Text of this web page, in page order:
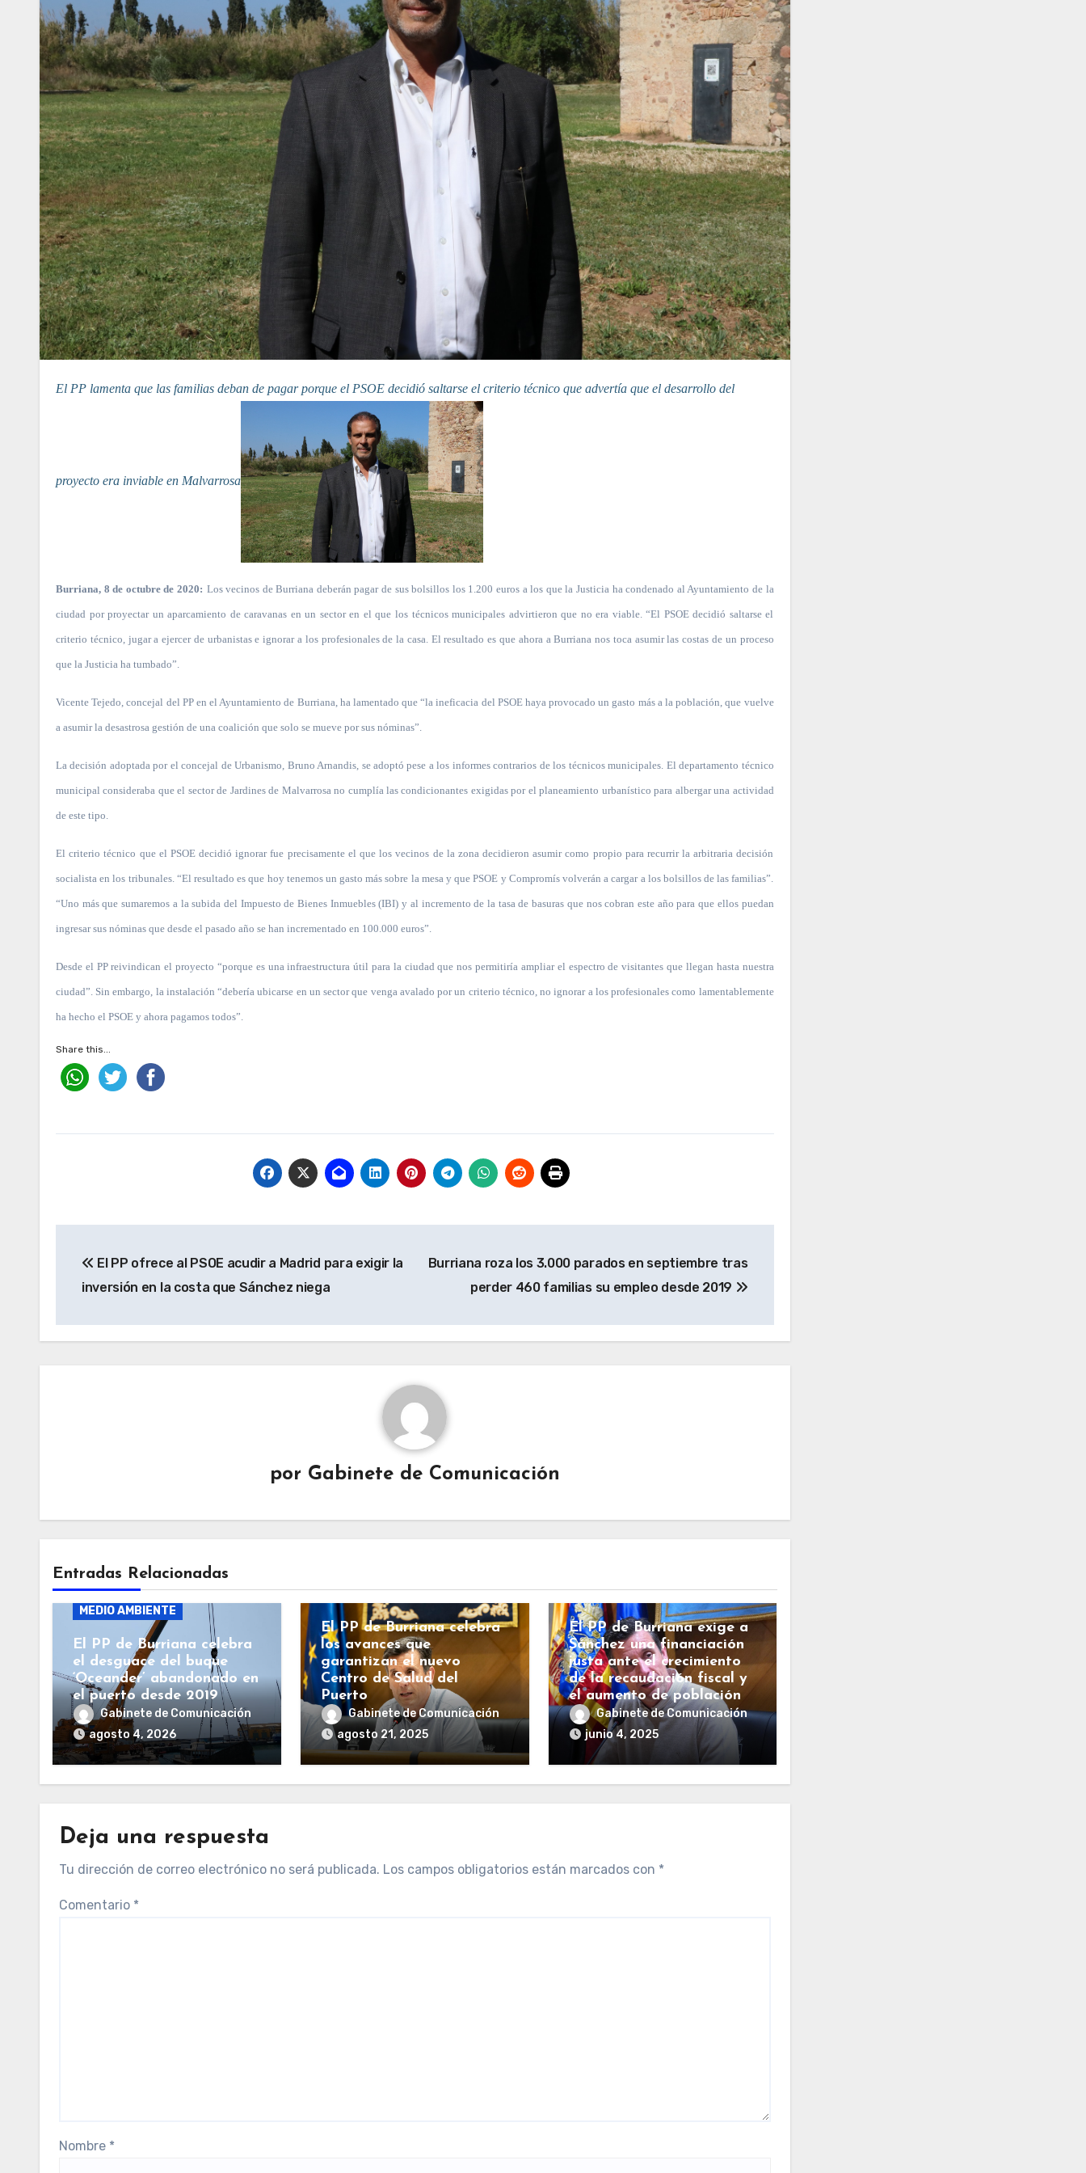
El PP lamenta que las familias deban de pagar porque el PSOE decidió saltarse el criterio técnico que advertía que el desarrollo del
proyecto era inviable en Malvarrosa
Burriana, 8 de octubre de 2020: Los vecinos de Burriana deberán pagar de sus bolsillos los 1.200 euros a los que la Justicia ha condenado al Ayuntamiento de la
ciudad por proyectar un aparcamiento de caravanas en un sector en el que los técnicos municipales advirtieron que no era viable. “El PSOE decidió saltarse el
criterio técnico, jugar a ejercer de urbanistas e ignorar a los profesionales de la casa. El resultado es que ahora a Burriana nos toca asumir las costas de un proceso
que la Justicia ha tumbado”.
Vicente Tejedo, concejal del PP en el Ayuntamiento de Burriana, ha lamentado que “la ineficacia del PSOE haya provocado un gasto más a la población, que vuelve
a asumir la desastrosa gestión de una coalición que solo se mueve por sus nóminas”.
La decisión adoptada por el concejal de Urbanismo, Bruno Arnandis, se adoptó pese a los informes contrarios de los técnicos municipales. El departamento técnico
municipal consideraba que el sector de Jardines de Malvarrosa no cumplía las condicionantes exigidas por el planeamiento urbanístico para albergar una actividad
de este tipo.
El criterio técnico que el PSOE decidió ignorar fue precisamente el que los vecinos de la zona decidieron asumir como propio para recurrir la arbitraria decisión
socialista en los tribunales. “El resultado es que hoy tenemos un gasto más sobre la mesa y que PSOE y Compromís volverán a cargar a los bolsillos de las familias”.
“Uno más que sumaremos a la subida del Impuesto de Bienes Inmuebles (IBI) y al incremento de la tasa de basuras que nos cobran este año para que ellos puedan
ingresar sus nóminas que desde el pasado año se han incrementado en 100.000 euros”.
Desde el PP reivindican el proyecto “porque es una infraestructura útil para la ciudad que nos permitiría ampliar el espectro de visitantes que llegan hasta nuestra
ciudad”. Sin embargo, la instalación “debería ubicarse en un sector que venga avalado por un criterio técnico, no ignorar a los profesionales como lamentablemente
ha hecho el PSOE y ahora pagamos todos”.
Share this...
de
El PP ofrece al PSOE acudir a Madrid para exigir la
inversión en la costa que Sánchez niega
Burriana roza los 3.000 parados en septiembre tras
perder 460 familias su empleo desde 2019
por Gabinete de Comunicación
Entradas Relacionadas
BURRIANA
GENERALITAT
MEDIO AMBIENTE
El PP de Burriana celebra
el desguace del buque
‘Oceander’ abandonado en
el puerto desde 2019
Gabinete de Comunicación
agosto 4, 2026
GENERALITAT
Sanidad
El PP de Burriana celebra
los avances que
garantizan el nuevo
Centro de Salud del
Puerto
Gabinete de Comunicación
agosto 21, 2025
POLÍTICA
El PP de Burriana exige a
Sánchez una financiación
justa ante el crecimiento
de la recaudación fiscal y
el aumento de población
Gabinete de Comunicación
junio 4, 2025
Deja una respuesta
Tu dirección de correo electrónico no será publicada. Los campos obligatorios están marcados con *
Comentario *
Nombre *